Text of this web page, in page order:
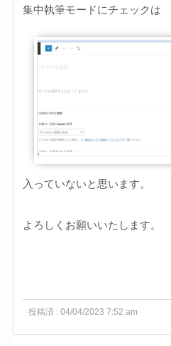
集中執筆モードにチェックは
入っていないと思います。
よろしくお願いいたします。
投稿済 : 04/04/2023 7:52 am